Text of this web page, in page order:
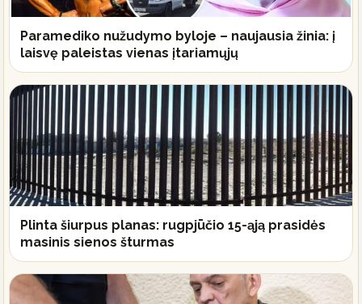
Paramediko nužudymo byloje – naujausia žinia: į
laisvę paleistas vienas įtariamųjų
Plinta šiurpus planas: rugpjūčio 15-ąją prasidės
masinis sienos šturmas